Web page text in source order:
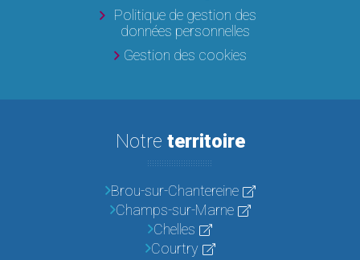
Politique de gestion des
données personnelles
Gestion des cookies
Notre territoire
Brou-sur-Chantereine
Champs-sur-Marne
Chelles
Courtry